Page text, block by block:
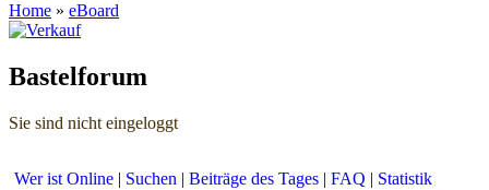
Home » eBoard
Bastelforum
Sie sind nicht eingeloggt
Wer ist Online | Suchen | Beiträge des Tages | FAQ | Statistik